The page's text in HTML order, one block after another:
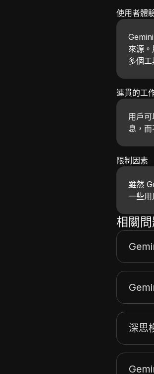
使用者體
來源
多個工
連貫的工
用戶
息，
限制因素
雖然
一些
相關
深思